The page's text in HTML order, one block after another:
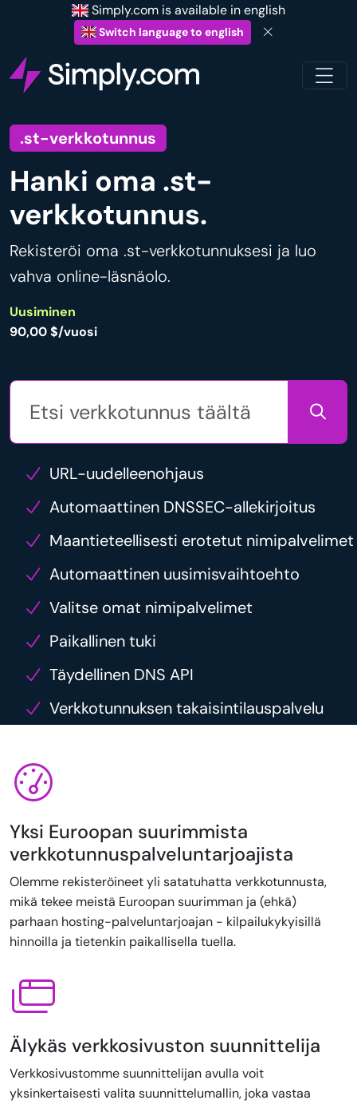
Simply.com is available in english
Switch language to english
.st-verkkotunnus
Hanki oma .st-
verkkotunnus.
Rekisteröi oma .st-verkkotunnuksesi ja luo
vahva online-läsnäolo.
Uusiminen
90,00 $/vuosi
URL-uudelleenohjaus
Automaattinen DNSSEC-allekirjoitus
Maantieteellisesti erotetut nimipalvelimet
Automaattinen uusimisvaihtoehto
Valitse omat nimipalvelimet
Paikallinen tuki
Täydellinen DNS API
Verkkotunnuksen takaisintilauspalvelu
Yksi Euroopan suurimmista
verkkotunnuspalveluntarjoajista
Olemme rekisteröineet yli satatuhatta verkkotunnusta,
mikä tekee meistä Euroopan suurimman ja (ehkä)
parhaan hosting-palveluntarjoajan - kilpailukykyisillä
hinnoilla ja tietenkin paikallisella tuella.
Älykäs verkkosivuston suunnittelija
Verkkosivustomme suunnittelijan avulla voit
yksinkertaisesti valita suunnittelumallin, joka vastaa